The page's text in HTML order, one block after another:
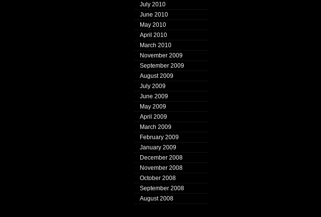
July 2010
June 2010
May 2010
April 2010
March 2010
November 2009
September 2009
August 2009
July 2009
June 2009
May 2009
April 2009
March 2009
February 2009
January 2009
December 2008
November 2008
October 2008
September 2008
August 2008